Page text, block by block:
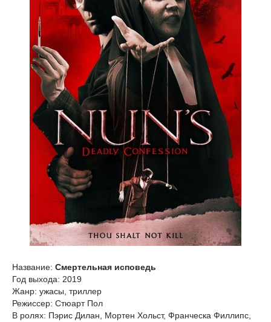
Название: Смертельная исповедь
Год выхода: 2019
Жанр: ужасы, триллер
Режиссер: Стюарт Пол
В ролях: Пэрис Дилан, Мортен Хольст, Франческа Филлипс,